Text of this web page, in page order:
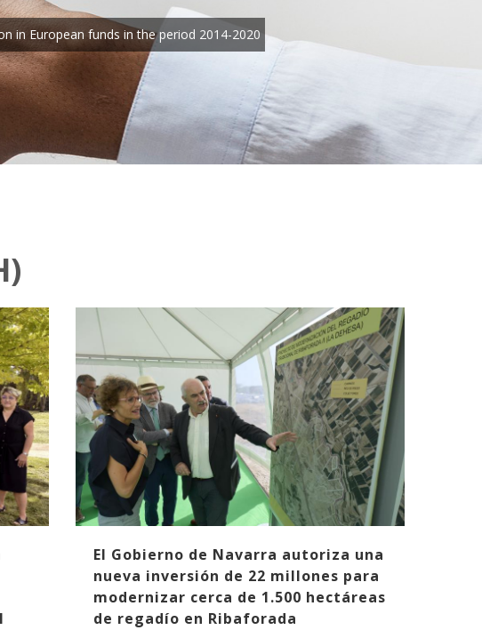
in European funds in the period 2014-2020
El Gobierno de Navarra autoriza una
nueva inversión de 22 millones para
modernizar cerca de 1.500 hectáreas
de regadío en Ribaforada